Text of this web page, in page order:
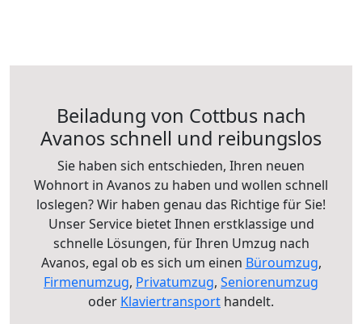
Beiladung von Cottbus nach
Avanos schnell und reibungslos
Sie haben sich entschieden, Ihren neuen
Wohnort in Avanos zu haben und wollen schnell
loslegen? Wir haben genau das Richtige für Sie!
Unser Service bietet Ihnen erstklassige und
schnelle Lösungen, für Ihren Umzug nach
Avanos, egal ob es sich um einen Büroumzug,
Firmenumzug, Privatumzug, Seniorenumzug
oder Klaviertransport handelt.